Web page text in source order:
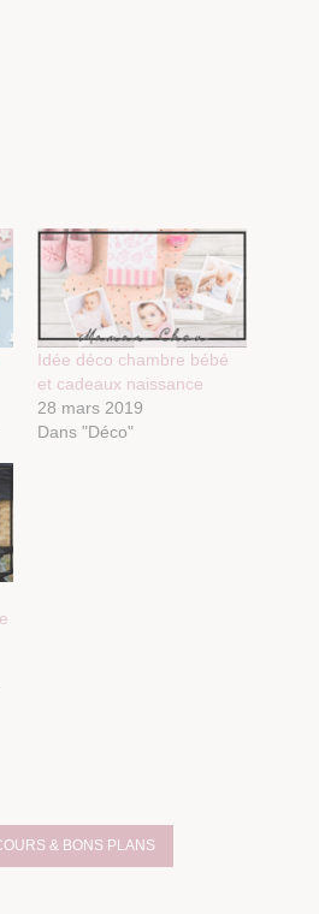
Idée déco chambre bébé
et cadeaux naissance
28 mars 2019
Dans "Déco"
& BONS PLANS